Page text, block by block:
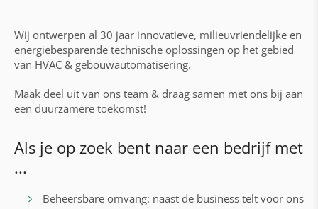
Wij ontwerpen al 30 jaar innovatieve, milieuvriendelijke en
energiebesparende technische oplossingen op het gebied
van HVAC & gebouwautomatisering.
Maak deel uit van ons team & draag samen met ons bij aan
een duurzamere toekomst!
Als je op zoek bent naar een bedrijf met
...
Beheersbare omvang: naast de business telt voor ons